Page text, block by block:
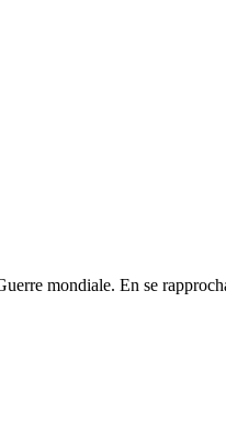
mondiale. En se